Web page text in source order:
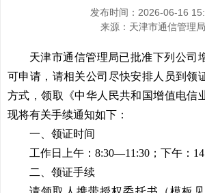
发布时间：2026-06-16
来源： 天津市通信管理局
天津市通信管理局已批准下列公司
可申请，请相关公司尽快安排人员到领
方式，领取《中华人民共和国增值电信
现将有关手续通知如下：
一、领证时间
工作日上午：8:30—11:30；下午：
二、领证手续